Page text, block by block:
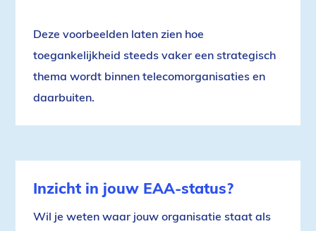
Deze voorbeelden laten zien hoe
toegankelijkheid steeds vaker een strategisch
thema wordt binnen telecomorganisaties en
daarbuiten.
Inzicht in jouw EAA-status?
Wil je weten waar jouw organisatie staat als